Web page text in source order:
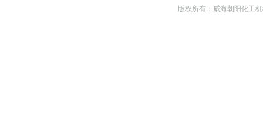
版权所有：威海朝阳化工